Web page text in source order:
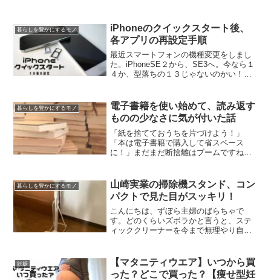
暮らしを豊かにするモノ
iPhoneのクイックスタート後、
各アプリの再設定手順
最近スマートフォンの機種変更をしまし
た。iPhoneSE２から、SE3へ。今なら１
４か、型落ちの１３じゃないのかい！と
と指紋認証（ホームボタン）が使いたい
から。ナン...
暮らしを豊かにするモノ
電子書籍を使い始めて、読み返す
ものの少なさに気が付いた話
「紙を捨てておうちを片づけよう！」
「本は電子書籍で購入して省スペース
に！」まだまだ断捨離はブームですね。
ます。着実に紙の量は減っていますし、
それに伴って転勤の引っ...
暮らしを豊かにするモノ
山崎実業の掃除機スタンド、コン
パクトで見た目がスッキリ！
こんにちは、ずぼら主婦のばらちゃで
す。どのくらいズボラかと言うと、ステ
ィッククリーナーを今まで無理やり自立
す。転勤族なのでその都度クリーナーの
居場所は変わりましたが、以...
妊娠
【マタニティウエア】いつから買
った？どこで買った？【痩せ型妊